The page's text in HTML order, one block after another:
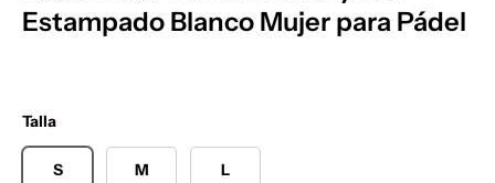
Estampado Blanco Mujer para Pádel
Talla
S M L